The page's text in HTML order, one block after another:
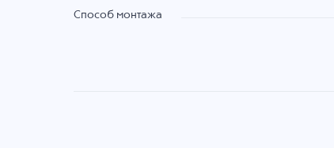
Способ монтажа